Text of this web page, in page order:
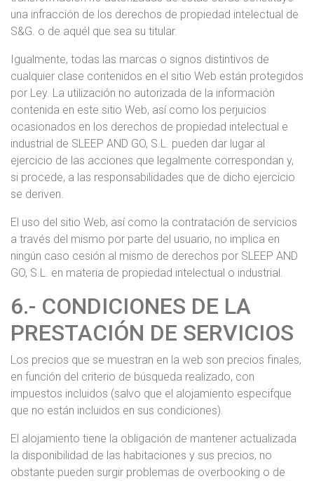
una infracción de los derechos de propiedad intelectual de
S&G. o de aquél que sea su titular.
Igualmente, todas las marcas o signos distintivos de
cualquier clase contenidos en el sitio Web están protegidos
por Ley. La utilización no autorizada de la información
contenida en este sitio Web, así como los perjuicios
ocasionados en los derechos de propiedad intelectual e
industrial de SLEEP AND GO, S.L. pueden dar lugar al
ejercicio de las acciones que legalmente correspondan y,
si procede, a las responsabilidades que de dicho ejercicio
se deriven.
El uso del sitio Web, así como la contratación de servicios
a través del mismo por parte del usuario, no implica en
ningún caso cesión al mismo de derechos por SLEEP AND
GO, S.L. en materia de propiedad intelectual o industrial.
6.- CONDICIONES DE LA
PRESTACIÓN DE SERVICIOS
Los precios que se muestran en la web son precios finales,
en función del criterio de búsqueda realizado, con
impuestos incluidos (salvo que el alojamiento especifque
que no están incluidos en sus condiciones).
El alojamiento tiene la obligación de mantener actualizada
la disponibilidad de las habitaciones y sus precios, no
obstante pueden surgir problemas de overbooking o de